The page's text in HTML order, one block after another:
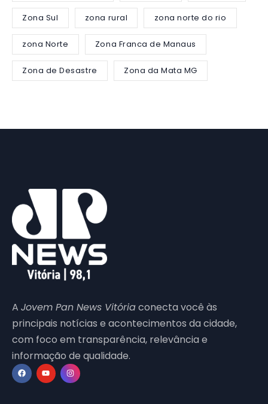
Zona Sul zona rural zona norte do rio
zona Norte Zona Franca de Manaus
Zona de Desastre Zona da Mata MG
A Jovem Pan News Vitóriaconecta você às
principais notícias e acontecimentos da cidade,
com foco em transparência, relevância e
informação de qualidade.